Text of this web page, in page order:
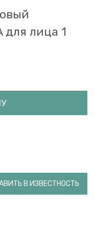
для лица 1
В ИЗВЕСТНОСТЬ